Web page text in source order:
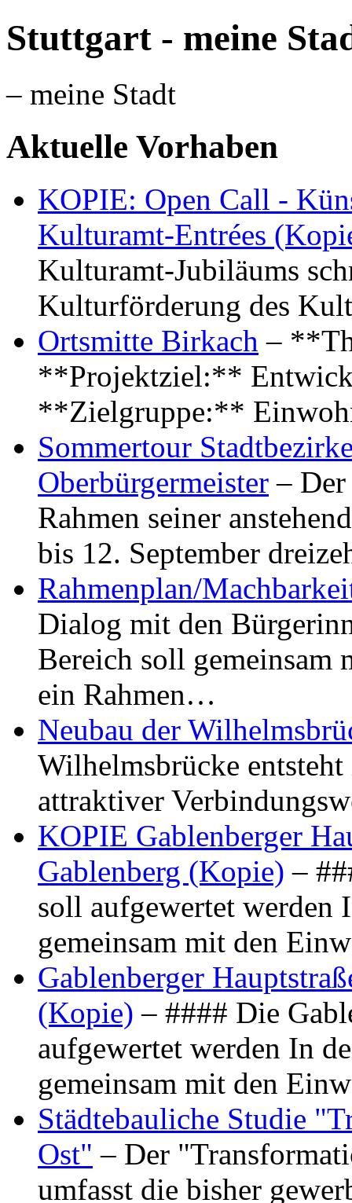
Stuttgart - meine
– meine Stadt
Aktuelle Vorhaben
KOPIE: Open Call -
Kulturamt-Entrées
Kulturamt-Jubiläums
Kulturförderung des
Ortsmitte Birkach –
**Projektziel:**
**Zielgruppe:**
Sommertour
Oberbürgermeister –
Rahmen seiner
bis 12. September
Rahmenplan/
Dialog mit den
Bereich soll gemeinsam
ein Rahmen…
Neubau der
Wilhelmsbrücke
attraktiver
KOPIE Gablenberger
Gablenberg (Kopie) –
soll aufgewertet werden
gemeinsam mit den
Gablenberger
(Kopie) – #### Die
aufgewertet werden In
gemeinsam mit den
Städtebauliche Studie
Ost" – Der
umfasst die bisher